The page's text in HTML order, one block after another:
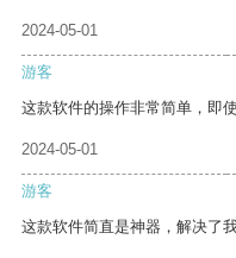
2024-05-01
游客
这款软件的操作非常简单，即
2024-05-01
游客
这款软件简直是神器，解决了